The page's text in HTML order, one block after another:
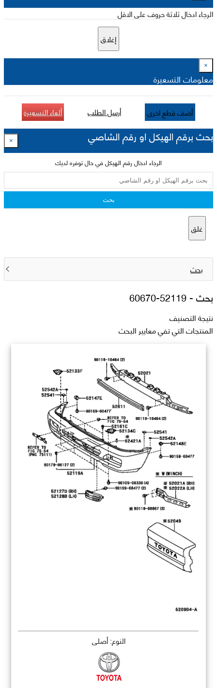
الرجاء ادخال ثلاثة حروف على الاقل
إغلاق
×
معلومات التسعيرة
أضف قطع اخرى أرسل الطلب ألغاء التسعيرة
بحث برقم الهيكل او رقم الشاصي ×
الرجاء ادخال رقم الهيكل في حال توفره لديك
بحث
غلق
بحث
بحث -52119-60670
نتيجة التصنيف
المنتجات التي تفي معايير البحث
النوع: أصلي